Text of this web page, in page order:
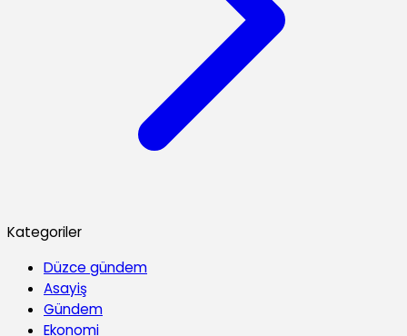
Kategoriler
Düzce gündem
Asayiş
Gündem
Ekonomi